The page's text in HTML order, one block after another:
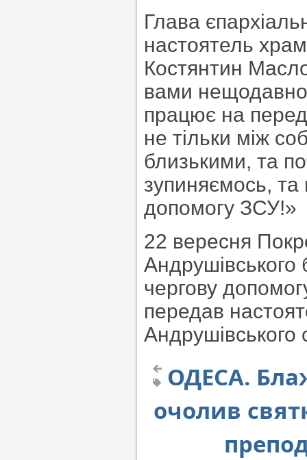
Глава
настоятель
Костянтин
вами
працює на
не тільки між
близькими, та
зупиняємось,
допомогу ЗСУ!»
22 вересня
Андрушівського
чергову
передав
Андрушівського
ОДЕСА.
очолив